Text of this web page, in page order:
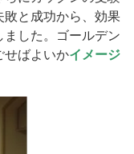
敗と成功から、効果
した。ゴールデン
せばよいかイメージ